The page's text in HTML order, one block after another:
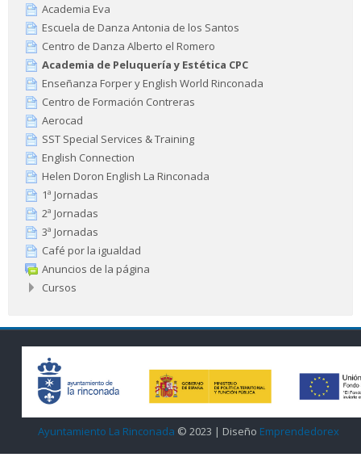
Academia Eva
Escuela de Danza Antonia de los Santos
Centro de Danza Alberto el Romero
Academia de Peluquería y Estética CPC
Enseñanza Forper y English World Rinconada
Centro de Formación Contreras
Aerocad
SST Special Services & Training
English Connection
Helen Doron English La Rinconada
1ª Jornadas
2ª Jornadas
3ª Jornadas
Café por la igualdad
Anuncios de la página
Cursos
Ayuntamiento La Rinconada © 2023 | Diseño Emprendedorex